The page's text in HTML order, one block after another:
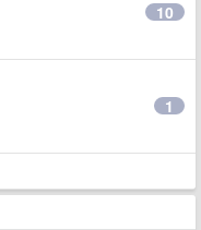
10
1